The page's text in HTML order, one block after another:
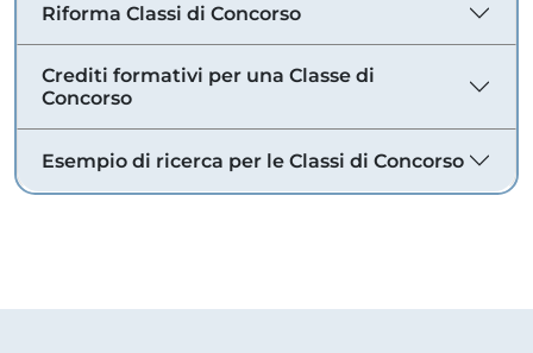
Riforma Classi di Concorso
Crediti formativi per una Classe di
Concorso
Esempio di ricerca per le Classi di Concorso